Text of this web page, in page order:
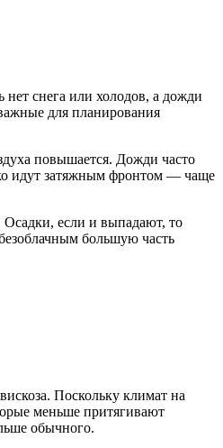
нет снега или холодов, а дожди
для планирования
повышается. Дожди часто
идут затяжным фронтом — чаще
Осадки, если и выпадают, то
большую часть
Поскольку климат на
меньше притягивают
обычного.